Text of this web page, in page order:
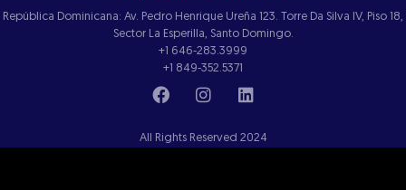
República Dominicana: Av. Pedro Henrique Ureña 123. Torre Da Silva IV, Piso 18,
Sector La Esperilla, Santo Domingo.
+1 646-283.3999
+1 849-352.5371
All Rights Reserved 2024